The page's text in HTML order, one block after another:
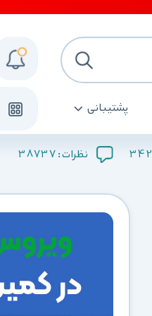
پشتیبانی
نظرات :38737